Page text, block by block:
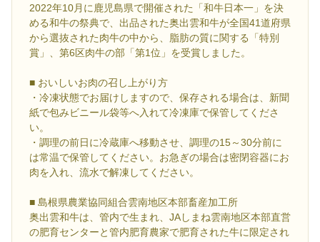
2022年10月に鹿児島県で開催された「和牛日本一」を決
める和牛の祭典で、出品された奥出雲和牛が全国41道府県
から選抜された肉牛の中から、脂肪の質に関する「特別
賞」、第6区肉牛の部「第1位」を受賞しました。
■ おいしいお肉の召し上がり方
・冷凍状態でお届けしますので、保存される場合は、新聞
紙で包みビニール袋等へ入れて冷凍庫で保管してくださ
い。
・調理の前日に冷蔵庫へ移動させ、調理の15～30分前に
は常温で保管してください。お急ぎの場合は密閉容器にお
肉を入れ、流水で解凍してください。
■ 島根県農業協同組合雲南地区本部畜産加工所
奥出雲和牛は、管内で生まれ、JAしまね雲南地区本部直営
の肥育センターと管内肥育農家で肥育された牛に限定され